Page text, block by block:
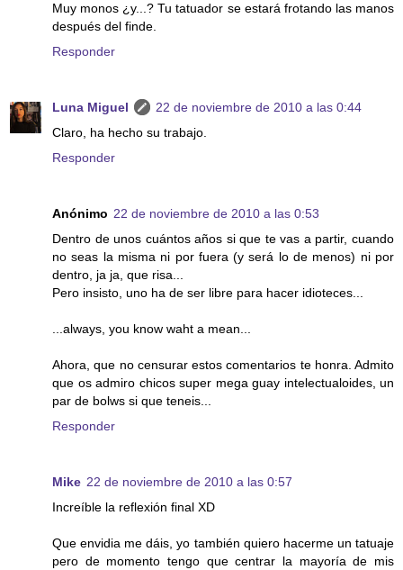
Muy monos ¿y...? Tu tatuador se estará frotando las manos
después del finde.
Responder
Luna Miguel
22 de noviembre de 2010 a las 0:44
Claro, ha hecho su trabajo.
Responder
Anónimo 22 de noviembre de 2010 a las 0:53
Dentro de unos cuántos años si que te vas a partir, cuando
no seas la misma ni por fuera (y será lo de menos) ni por
dentro, ja ja, que risa...
Pero insisto, uno ha de ser libre para hacer idioteces...
...always, you know waht a mean...
Ahora, que no censurar estos comentarios te honra. Admito
que os admiro chicos super mega guay intelectualoides, un
par de bolws si que teneis...
Responder
Mike 22 de noviembre de 2010 a las 0:57
Increíble la reflexión final XD
Que envidia me dáis, yo también quiero hacerme un tatuaje
pero de momento tengo que centrar la mayoría de mis